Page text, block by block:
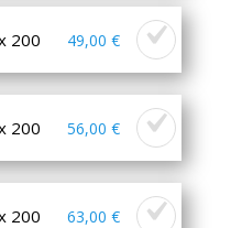
200 49,00 €
200 56,00 €
200 63,00 €